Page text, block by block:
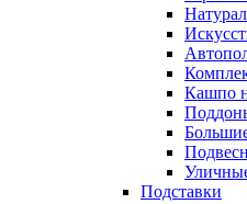
Кашпо
Подставки